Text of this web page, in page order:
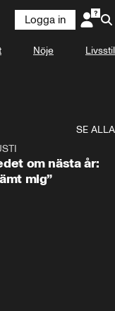
Logga in
Nöje Livsstil
SE ALLA
om nästa år:
mig”